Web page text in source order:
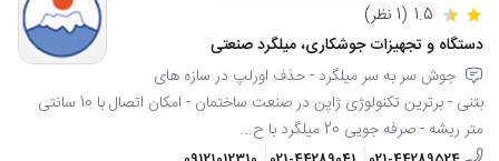
1.5 (1 نظر)
دستگاه و تجهیزات جوشکاری، میلگرد صنعتی
جوش سر به سر میلگرد - حذف اورلپ در سازه های
بتنی - برترین تکنولوژی ژاپن در صنعت ساختمان - امکان اتصال با 10 سانتی
متر ریشه - صرفه جویی 20 میلگرد با ح...